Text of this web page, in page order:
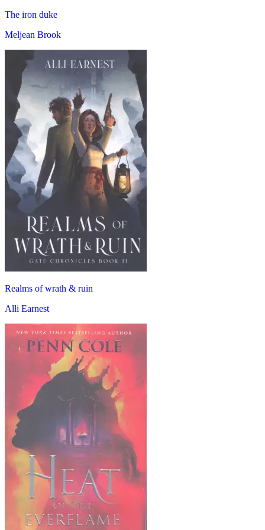
The iron duke
Meljean Brook
Realms of wrath & ruin
Alli Earnest